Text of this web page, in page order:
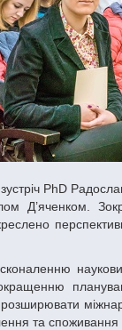
Д’яченком.
та споживання